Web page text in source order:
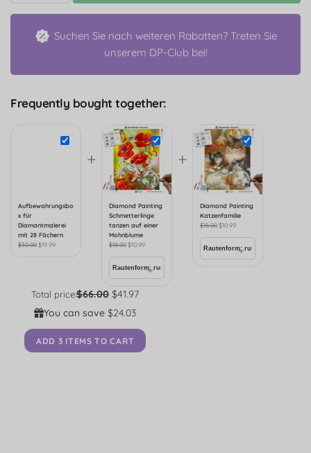
Suchen Sie nach weiteren Rabatten? Treten Sie
unserem DP-Club bei!
Frequently bought together:
Aufbewahrungsbo
x für
Diamantmalerei
mit 28 Fächern
$30.00$19.99
+
Diamond Painting
Schmetterlinge
tanzen auf einer
Mohnblume
$18.00$10.99
+
Diamond Painting
Katzenfamilie
$18.00$10.99
Total price:$66.00 $41.97
You can save$24.03
ADD 3 ITEMS TO CART